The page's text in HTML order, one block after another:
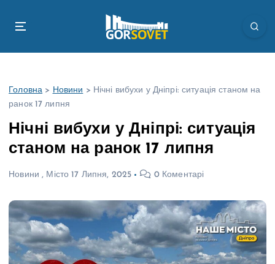
Головна > Новини > Нічні вибухи у Дніпрі: ситуація станом на
ранок 17 липня
Нічні вибухи у Дніпрі: ситуація
станом на ранок 17 липня
Новини , Місто 17 Липня, 2025 0 Коментарі